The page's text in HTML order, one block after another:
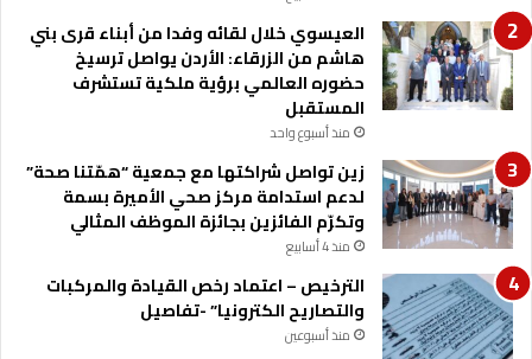
ق
ا
ف
ي
ة
ن
ا
ل
ع
ب
ي
العيسوي خلال لقائه وفدا من أبناء قرى بني
هاشم من الزرقاء: الأردن يواصل ترسيخ
حضوره العالمي برؤية ملكية تستشرف
المستقبل
منذ أسبوع واحد
زين تواصل شراكتها مع جمعية “همّتنا صحة”
لدعم استدامة مركز صحي الأميرة بسمة
وتكرّم الفائزين بجائزة الموظف المثالي
منذ 4 أسابيع
الترخيص – اعتماد رخص القيادة والمركبات
والتصاريح الكترونيا” -تفاصيل
منذ أسبوعين